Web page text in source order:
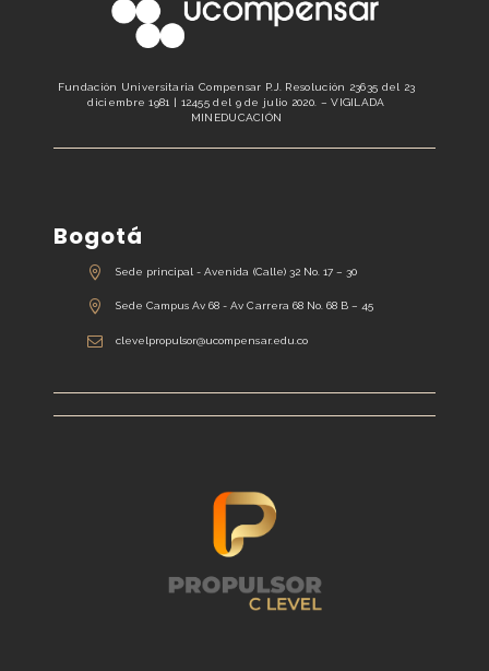
Fundación Universitaria Compensar P.J. Resolución 23635 del 23
diciembre 1981 | 12455 del 9 de julio 2020. – VIGILADA
MINEDUCACIÓN
Bogotá
Sede principal - Avenida (Calle) 32 No. 17 – 30
Sede Campus Av 68 - Av Carrera 68 No. 68 B – 45
clevelpropulsor@ucompensar.edu.co